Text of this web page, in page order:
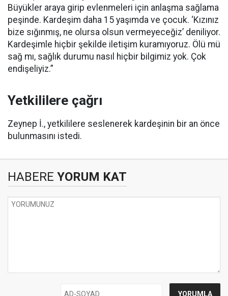
Büyükler araya girip evlenmeleri için anlaşma sağlama
peşinde. Kardeşim daha 15 yaşımda ve çocuk. ‘Kızınız
bize sığınmış, ne olursa olsun vermeyeceğiz’ deniliyor.
Kardeşimle hiçbir şekilde iletişim kuramıyoruz. Ölü mü
sağ mı, sağlık durumu nasıl hiçbir bilgimiz yok. Çok
endişeliyiz.”
Yetkililere çağrı
Zeynep İ., yetkililere seslenerek kardeşinin bir an önce
bulunmasını istedi.
HABERE YORUM KAT